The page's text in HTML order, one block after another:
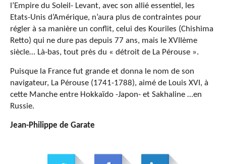
l’Empire du Soleil- Levant, avec son allié essentiel, les
Etats-Unis d’Amérique, n’aura plus de contraintes pour
régler à sa manière un conflit, celui des Kouriles (Chishima
Retto) qui ne dure pas depuis 77 ans, mais le XVIIème
siècle… Là-bas, tout près du « détroit de La Pérouse ».
Puisque la France fut grande et donna le nom de son
navigateur, La Pérouse (1741-1788), aimé de Louis XVI, à
cette Manche entre Hokkaïdo -Japon- et Sakhaline …en
Russie.
Jean-Philippe de Garate